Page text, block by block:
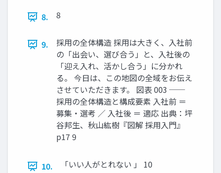
8. 8
9.
採用の全体構造 採用は大きく、入社前
の「出会い、選び合う」と、入社後の
「迎え入れ、活かし合う」に分かれ
る。 今日は、この地図の全域をお伝え
させていただきます。 図表 003 ──
採用の全体構造と構成要素 入社前 ＝
募集・選考 ／ 入社後 ＝ 適応 出典：坪
谷邦生、秋山紘樹『図解 採用入門』
p17 9
10. 「いい人がとれない 」 10